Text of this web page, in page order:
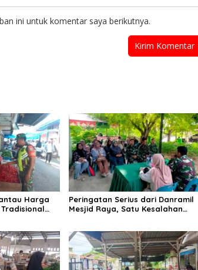
ini untuk komentar saya berikutnya.
Harga
Peringatan Serius dari Danramil
Mesjid Raya, Satu Kesalahan